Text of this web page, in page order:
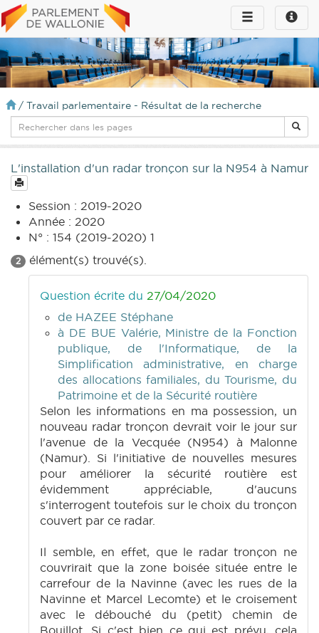
Toggle
infos
Toggle
navigation
/ Travail parlementaire - Résultat de la recherche
L'installation d'un radar tronçon sur la N954 à Namur
Session : 2019-2020
Année : 2020
N° : 154 (2019-2020) 1
2 élément(s) trouvé(s).
Question écrite du 27/04/2020
de HAZEE Stéphane
à DE BUE Valérie, Ministre de la Fonction
publique, de l'Informatique, de la
Simplification administrative, en charge
des allocations familiales, du Tourisme, du
Patrimoine et de la Sécurité routière
Selon les informations en ma possession, un
nouveau radar tronçon devrait voir le jour sur
l'avenue de la Vecquée (N954) à Malonne
(Namur). Si l'initiative de nouvelles mesures
pour améliorer la sécurité routière est
évidemment appréciable, d'aucuns
s'interrogent toutefois sur le choix du tronçon
couvert par ce radar.
Il semble, en effet, que le radar tronçon ne
couvrirait que la zone boisée située entre le
carrefour de la Navinne (avec les rues de la
Navinne et Marcel Lecomte) et le croisement
avec le débouché du (petit) chemin de